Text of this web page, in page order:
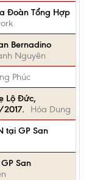
Đoàn Tổng Hợp
Bernadino
Nguyên
Phúc
Lộ Đức,
Hóa Dung
tại GP San
San